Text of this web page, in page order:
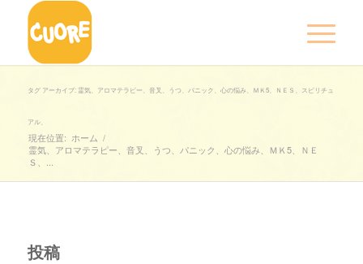
タグ アーカイブ: 霊気、アロマテラピー、音叉、うつ、パニック、心の悩み、ＭＫ5、ＮＥＳ、スピリチュ
アル、
現在位置: ホーム /
霊気、アロマテラピー、音叉、うつ、パニック、心の悩み、ＭＫ5、ＮＥ
Ｓ、...
投稿